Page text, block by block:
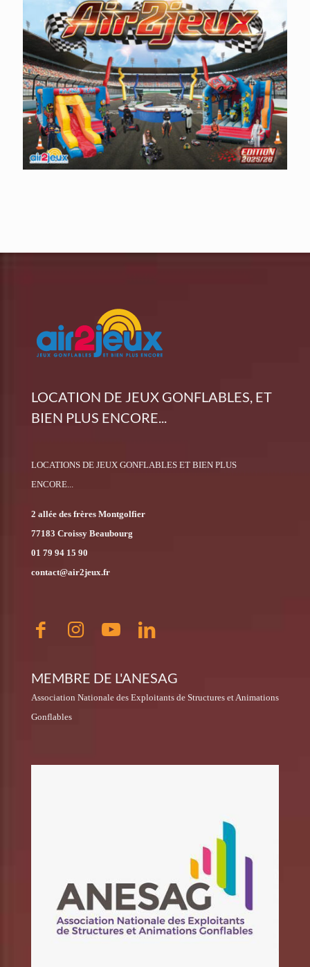
LOCATION DE JEUX GONFLABLES, ET
BIEN PLUS ENCORE...
LOCATIONS DE JEUX GONFLABLES ET BIEN PLUS
ENCORE...
2 allée des frères Montgolfier
77183 Croissy Beaubourg
01 79 94 15 90
contact@air2jeux.fr
MEMBRE DE L'ANESAG
Association Nationale des Exploitants de Structures et Animations
Gonflables